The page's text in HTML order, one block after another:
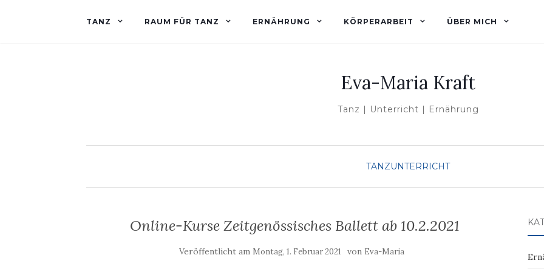
TANZ RAUM FÜR TANZ ERNÄHRUNG KÖRPERARBEIT ÜBER MICH
Eva-Maria Kraft
Tanz | Unterricht | Ernährung
TANZUNTERRICHT
Online-Kurse Zeitgenössisches Ballett ab 10.2.2021
Veröffentlicht am Montag, 1. Februar 2021 von Eva-Maria